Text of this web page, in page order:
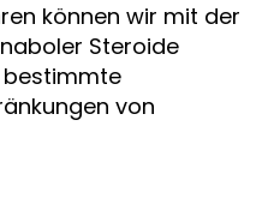
können wir mit der
Steroide
bestimmte
von